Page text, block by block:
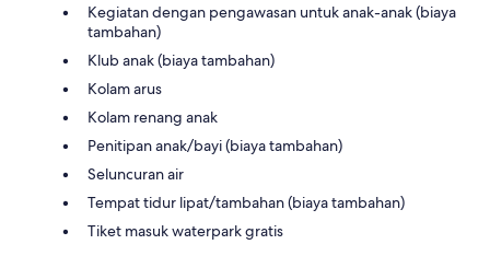
Kegiatan dengan pengawasan untuk anak-anak (biaya
tambahan)
Klub anak (biaya tambahan)
Kolam arus
Kolam renang anak
Penitipan anak/bayi (biaya tambahan)
Seluncuran air
Tempat tidur lipat/tambahan (biaya tambahan)
Tiket masuk waterpark gratis